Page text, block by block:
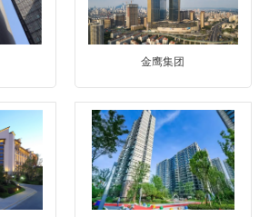
金鹰集团